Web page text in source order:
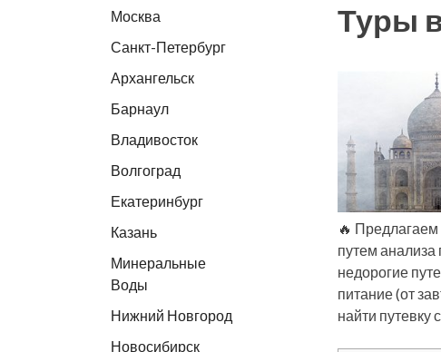
Туры
🔥
путем
недорогие
питание (от
найти путевку
Москва
Санкт-Петербург
Архангельск
Барнаул
Владивосток
Волгоград
Екатеринбург
Казань
Минеральные
Воды
Нижний Новгород
Новосибирск